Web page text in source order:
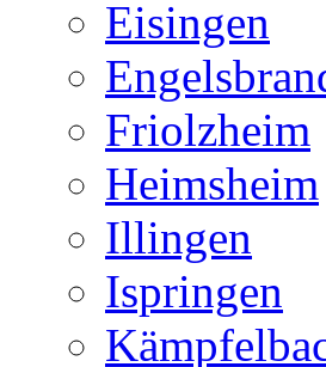
Eisingen
Friolzheim
Heimsheim
Illingen
Ispringen